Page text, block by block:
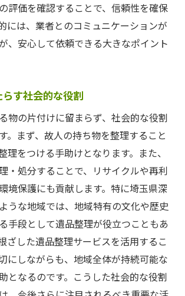
評価を確認することで、信頼性を確保
には、業者とのコミュニケーションが
、安心して依頼できる大きなポイント
す社会的な役割
物の片付けに留まらず、社会的な役割
。まず、故人の持ち物を整理すること
理をつける手助けとなります。また、
・処分することで、リサイクルや再利
境保護にも貢献します。特に埼玉県深
うな地域では、地域特有の文化や歴史
手段として遺品整理が役立つこともあ
ざした遺品整理サービスを活用するこ
にしながらも、地域全体が持続可能な
となるのです。こうした社会的な役割